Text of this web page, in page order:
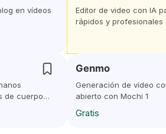
en vídeos
Editor de video con IA
rápidos y profesionales
de cuerpo
Genmo
Generación de vídeo
abierto con Mochi 1
Gratis